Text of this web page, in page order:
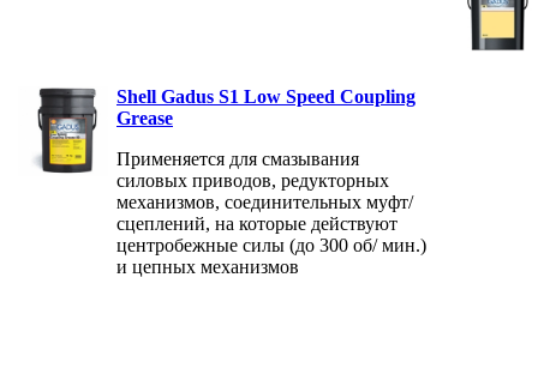
Shell Gadus S1 Low Speed Coupling
Grease
Применяется для смазывания
силовых приводов, редукторных
механизмов, соединительных муфт/
сцеплений, на которые действуют
центробежные силы (до 300 об/ мин.)
и цепных механизмов